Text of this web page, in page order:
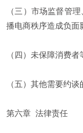
（三）市场监督管
播电商秩序造成负面
（四）未保障消费
（五）其他需要约谈
第六章 法律责任